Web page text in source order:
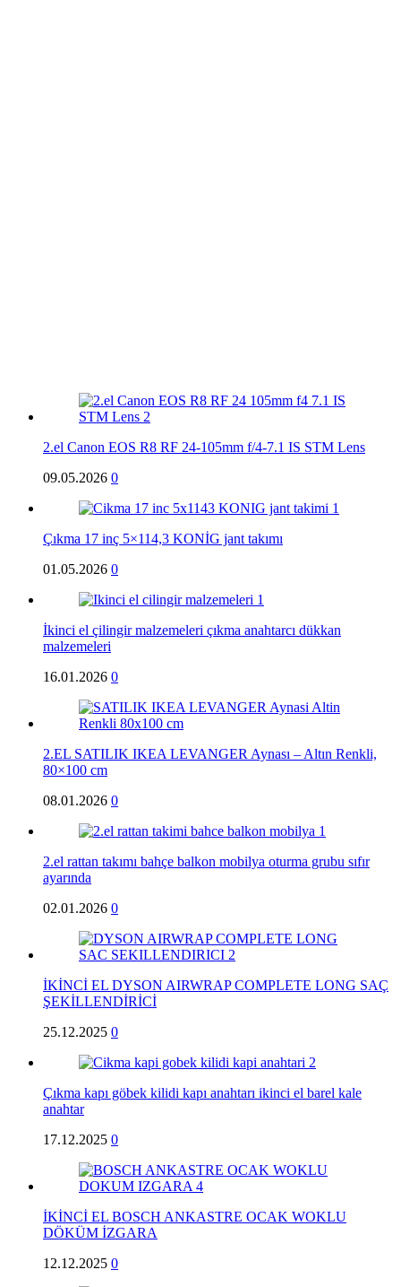
2.el Canon EOS R8 RF 24-105mm f/4-7.1 IS STM Lens
09.05.2026 0
Çıkma 17 inç 5×114,3 KONİG jant takımı
01.05.2026 0
İkinci el çilingir malzemeleri çıkma anahtarcı dükkan
malzemeleri
16.01.2026 0
2.EL SATILIK IKEA LEVANGER Aynası – Altın Renkli,
80×100 cm
08.01.2026 0
2.el rattan takımı bahçe balkon mobilya oturma grubu sıfır
ayarında
02.01.2026 0
İKİNCİ EL DYSON AIRWRAP COMPLETE LONG SAÇ
ŞEKİLLENDİRİCİ
25.12.2025 0
Çıkma kapı göbek kilidi kapı anahtarı ikinci el barel kale
anahtar
17.12.2025 0
İKİNCİ EL BOSCH ANKASTRE OCAK WOKLU
DÖKÜM İZGARA
12.12.2025 0